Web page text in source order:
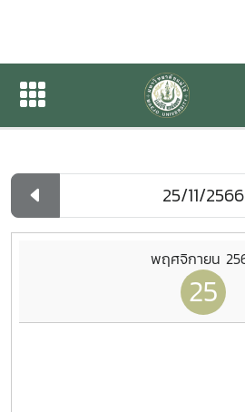
ปฏิทินกิจกรรมของห
ปฏิทินกิจกรรมของหน่วยงาน
พฤศจิกายน
25